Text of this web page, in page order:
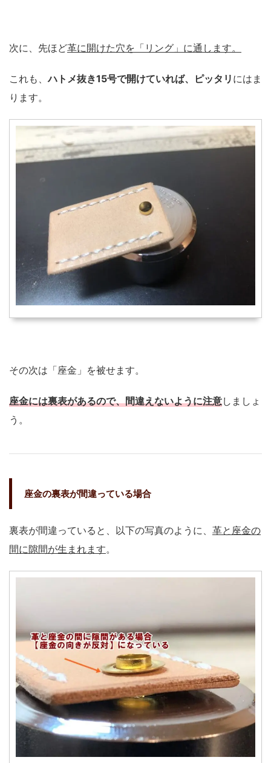
次に、先ほど革に開けた穴を「リング」に通します。
これも、ハトメ抜き15号で開けていれば、ピッタリ にはま
ります。
その次は「座金」を被せます。
座金には裏表があるので、間違えないように注意しましょ
う。
座金の裏表が間違っている場合
裏表が間違っていると、以下の写真のように、 革と座金の
間に隙間が生まれます。